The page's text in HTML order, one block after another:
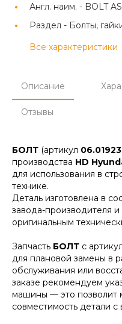
Англ. наим. - BOLT
Раздел - Болты,
Все характеристики
Описание
Отзывы
БОЛТ (артикул
производства HD
для использования в
технике.
Деталь изготовлена в
завода-производителя
оригинальным
Запчасть БОЛТ с
для плановой замены в
обслуживания или
заказе рекомендуем
машины — это позволит
совместимость детали